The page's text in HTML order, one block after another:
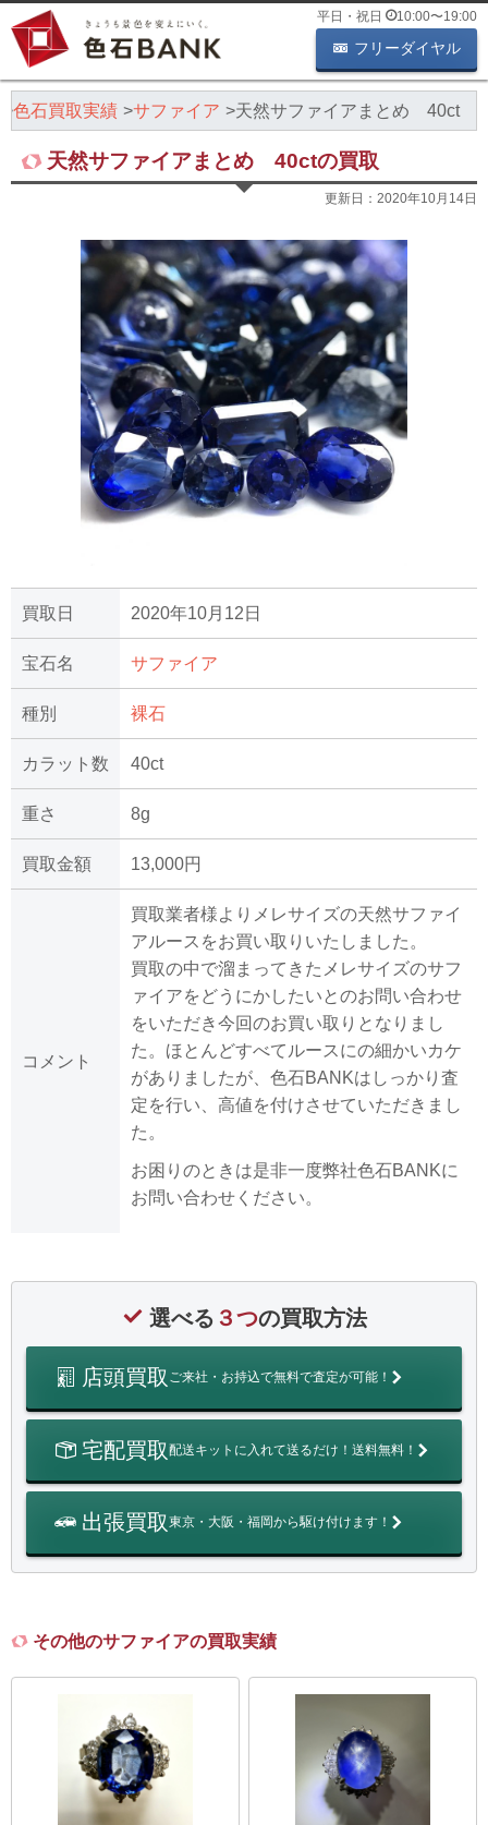
平日・祝日 10:00〜19:00
フリーダイヤル
色石買取実績 サファイア 天然サファイアまとめ 40ct
天然サファイアまとめ 40ctの買取
更新日： 2020年10月14日
買取日 2020年10月12日
宝石名 サファイア
種別 裸石
カラット数 40ct
重さ 8g
買取金額 13,000円
コメント
買取業者様よりメレサイズの天然サファイ
アルースをお買い取りいたしました。
買取の中で溜まってきたメレサイズのサフ
ァイアをどうにかしたいとのお問い合わせ
をいただき今回のお買い取りとなりまし
た。ほとんどすべてルースにの細かいカケ
がありましたが、色石BANKはしっかり査
定を行い、高値を付けさせていただきまし
た。
お困りのときは是非一度弊社色石BANKに
お問い合わせください。
選べる ３つの買取方法
店頭買取 ご来社・お持込で無料で査定が可能！
宅配買取配送キットに入れて送るだけ！送料無料！
出張買取東京・大阪・福岡から駆け付けます！
その他のサファイアの買取実績